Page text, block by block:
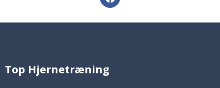
Top Hjernetræning